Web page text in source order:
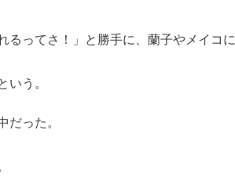
るってさ！」と勝手に、蘭子やメイコに
いう。
だった。